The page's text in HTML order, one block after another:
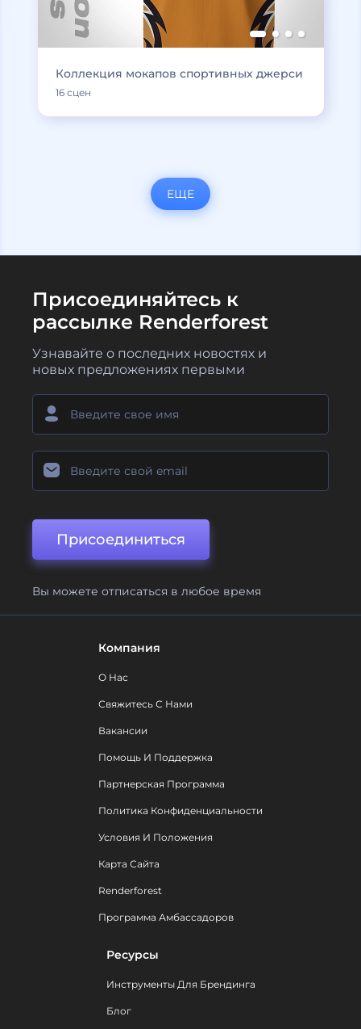
Коллекция мокапов спортивных джерси
16 сцен
ЕЩЕ
Присоединяйтесь к
рассылке Renderforest
Узнавайте о последних новостях и
новых предложениях первыми
Присоединиться
Вы можете отписаться в любое время
Компания
О Нас
Свяжитесь С Нами
Вакансии
Помощь И Поддержка
Партнерская Программа
Политика Конфиденциальности
Условия И Положения
Карта Сайта
Renderforest
Программа Амбассадоров
Ресурсы
Инструменты Для Брендинга
Блог